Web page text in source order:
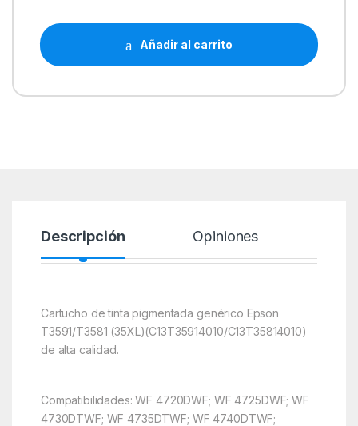
Añadir al carrito
Descripción Opiniones
Cartucho de tinta pigmentada genérico Epson
T3591/T3581 (35XL)(C13T35914010/C13T35814010)
de alta calidad.
Compatibilidades: WF 4720DWF; WF 4725DWF; WF
4730DTWF; WF 4735DTWF; WF 4740DTWF;